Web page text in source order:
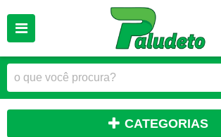
CATEGORIAS